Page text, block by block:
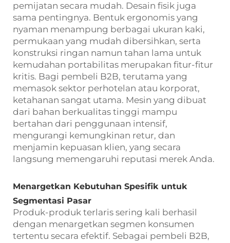
pemijatan secara mudah. Desain fisik juga
sama pentingnya. Bentuk ergonomis yang
nyaman menampung berbagai ukuran kaki,
permukaan yang mudah dibersihkan, serta
konstruksi ringan namun tahan lama untuk
kemudahan portabilitas merupakan fitur-fitur
kritis. Bagi pembeli B2B, terutama yang
memasok sektor perhotelan atau korporat,
ketahanan sangat utama. Mesin yang dibuat
dari bahan berkualitas tinggi mampu
bertahan dari penggunaan intensif,
mengurangi kemungkinan retur, dan
menjamin kepuasan klien, yang secara
langsung memengaruhi reputasi merek Anda.
Menargetkan Kebutuhan Spesifik untuk
Segmentasi Pasar
Produk-produk terlaris sering kali berhasil
dengan menargetkan segmen konsumen
tertentu secara efektif. Sebagai pembeli B2B,